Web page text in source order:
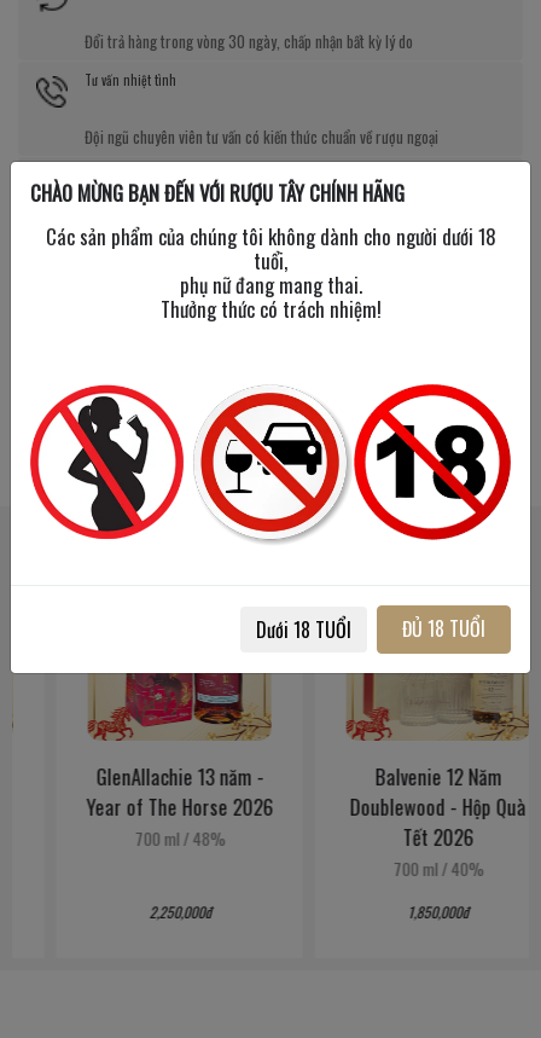
Đổi trả hàng trong vòng 30 ngày, chấp nhận bất kỳ lý do
Tư vấn nhiệt tình
Đội ngũ chuyên viên tư vấn có kiến thức chuẩn về rượu ngoại
Giá tốt kèm quà tặng
Nhiều chương trình giảm giá, tặng quà cực giá trị
SẢN PHẨM LIÊN QUAN SẢN PHẨM ĐÃ XEM
GlenAllachie 13 năm -
Year of The Horse 2026
700 ml/48%
2,250,000đ
Balvenie 12 Năm
Doublewood - Hộp Quà
Tết 2026
700 ml/40%
1,850,000đ
CHÀO MỪNG BẠN ĐẾN VỚI RƯỢU TÂY CHÍNH HÃNG
Các sản phẩm của chúng tôi không dành cho người dưới 18
tuổi,
phụ nữ đang mang thai.
Thưởng thức có trách nhiệm!
Dưới 18 TUỔI ĐỦ 18 TUỔI